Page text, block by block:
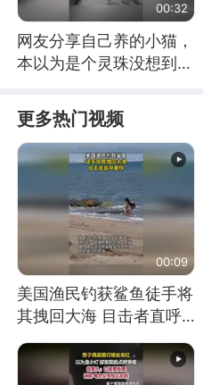
00:32
网友分享自己养的小猫，
本以为是个灵珠没想到是
更多热门视频
00:09
美国渔民钓获鲨鱼徒手将
其拽回大海 目击者直呼
消息）